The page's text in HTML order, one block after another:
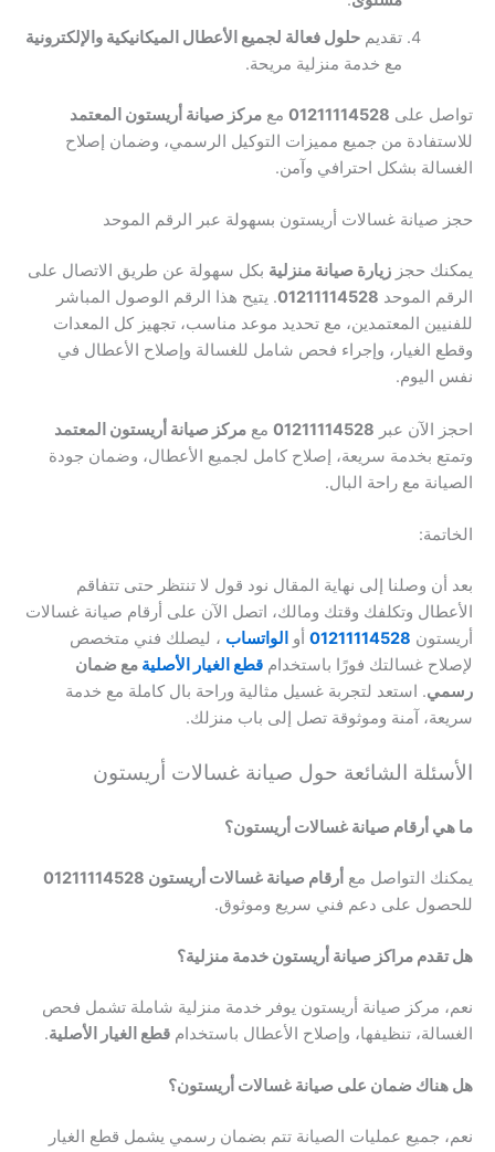
تقديم حلول فعالة لجميع الأعطال الميكانيكية والإلكترونية
مع خدمة منزلية مريحة.
تواصل على 01211114528 مع مركز صيانة أريستون المعتمد
للاستفادة من جميع مميزات التوكيل الرسمي، وضمان إصلاح
الغسالة بشكل احترافي وآمن.
حجز صيانة غسالات أريستون بسهولة عبر الرقم الموحد
يمكنك حجز زيارة صيانة منزلية بكل سهولة عن طريق الاتصال على
الرقم الموحد 01211114528. يتيح هذا الرقم الوصول المباشر
للفنيين المعتمدين، مع تحديد موعد مناسب، تجهيز كل المعدات
وقطع الغيار، وإجراء فحص شامل للغسالة وإصلاح الأعطال في
نفس اليوم.
احجز الآن عبر 01211114528 مع مركز صيانة أريستون المعتمد
وتمتع بخدمة سريعة، إصلاح كامل لجميع الأعطال، وضمان جودة
الصيانة مع راحة البال.
الخاتمة:
بعد أن وصلنا إلى نهاية المقال نود قول لا تنتظر حتى تتفاقم
الأعطال وتكلفك وقتك ومالك، اتصل الآن على أرقام صيانة غسالات
أريستون 01211114528 أو الواتساب ، ليصلك فني متخصص
لإصلاح غسالتك فورًا باستخدام قطع الغيار الأصلية مع ضمان
رسمي. استعد لتجربة غسيل مثالية وراحة بال كاملة مع خدمة
سريعة، آمنة وموثوقة تصل إلى باب منزلك.
الأسئلة الشائعة حول صيانة غسالات أريستون
ما هي أرقام صيانة غسالات أريستون؟
يمكنك التواصل مع أرقام صيانة غسالات أريستون 01211114528
للحصول على دعم فني سريع وموثوق.
هل تقدم مراكز صيانة أريستون خدمة منزلية؟
نعم، مركز صيانة أريستون يوفر خدمة منزلية شاملة تشمل فحص
الغسالة، تنظيفها، وإصلاح الأعطال باستخدام قطع الغيار الأصلية.
هل هناك ضمان على صيانة غسالات أريستون؟
نعم، جميع عمليات الصيانة تتم بضمان رسمي يشمل قطع الغيار